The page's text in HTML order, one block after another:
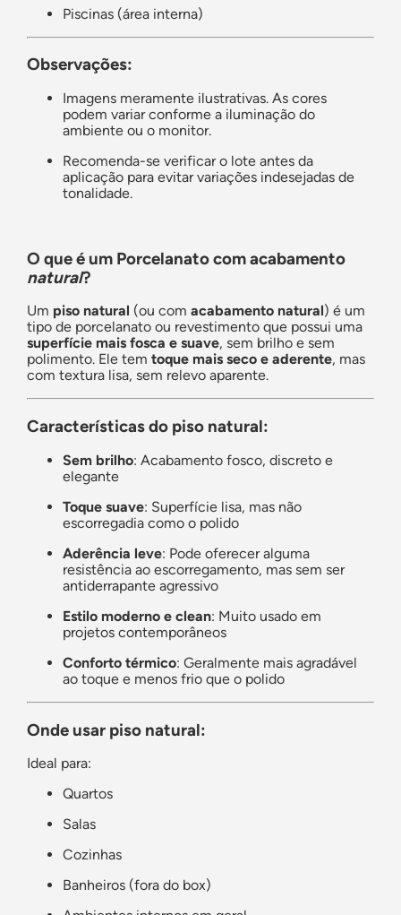
Piscinas (área interna)
Observações:
Imagens meramente ilustrativas. As cores
podem variar conforme a iluminação do
ambiente ou o monitor.
Recomenda-se verificar o lote antes da
aplicação para evitar variações indesejadas de
tonalidade.
O que é um Porcelanato com acabamento
natural?
Um piso natural (ou com acabamento natural) é um
tipo de porcelanato ou revestimento que possui uma
superfície mais fosca e suave, sem brilho e sem
polimento. Ele tem toque mais seco e aderente, mas
com textura lisa, sem relevo aparente.
Características do piso natural:
Sem brilho: Acabamento fosco, discreto e
elegante
Toque suave: Superfície lisa, mas não
escorregadia como o polido
Aderência leve: Pode oferecer alguma
resistência ao escorregamento, mas sem ser
antiderrapante agressivo
Estilo moderno e clean: Muito usado em
projetos contemporâneos
Conforto térmico: Geralmente mais agradável
ao toque e menos frio que o polido
Onde usar piso natural:
Ideal para:
Quartos
Salas
Cozinhas
Banheiros (fora do box)